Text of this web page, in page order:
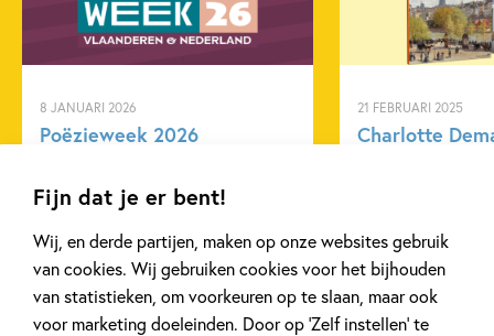
Fijn dat je er bent!
Wij, en derde partijen, maken op onze websites gebruik
van cookies. Wij gebruiken cookies voor het bijhouden
van statistieken, om voorkeuren op te slaan, maar ook
voor marketing doeleinden. Door op ‘Zelf instellen’ te
8 JANUARI 2026
Poëzieweek 2026
Lees meer
21 FEBRUARI 2025
Charlotte
Lees meer